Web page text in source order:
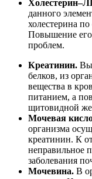
данного
холестерина
Повышение его
проблем.
Креатинин.
белков, из
вещества в
питанием, а
щитовидной
Мочевая
организма
креатинин. К
неправильное
заболевания
Мочевина. В